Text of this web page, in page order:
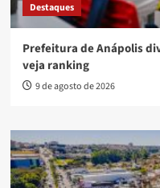
Destaques
Prefeitura de Anápolis
veja ranking
9 de agosto de 2026